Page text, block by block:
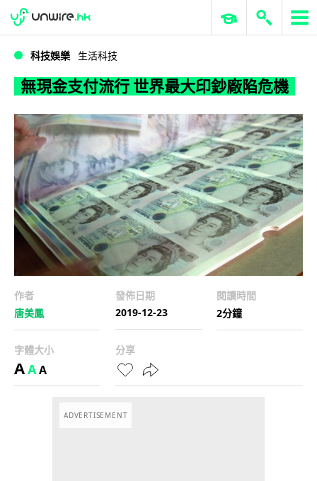
無現金支付流行 世界最大印鈔廠陷危機
WWDC 2026 ERP 與商業 AI
科技娛樂 生活科技
無現金支付流行 世界最大印鈔廠陷危機
作者
唐美鳳
發佈日期
2019-12-23
閱讀時間
2分鐘
字體大小
AAA
分享
ADVERTISEMENT